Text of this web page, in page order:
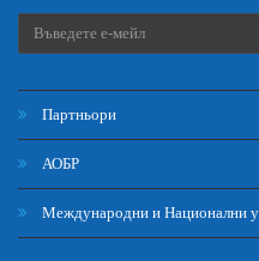
Партньори
АОБР
Международни и Национални